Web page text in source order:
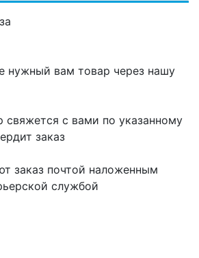
нужный вам товар через нашу
с вами по указанному
заказ
заказ почтой наложенным
службой